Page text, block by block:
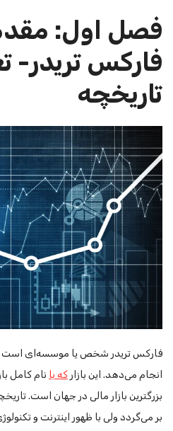
فصل اول:
فارکس تریدر-
تاریخچه
فارکس تریدر شخص یا موسسه‌ای است
انجام می‌دهد. این بازار که با نام کامل
بزرگترین بازار مالی در جهان است.
بر می‌گردد ولی با ظهور اینترنت و